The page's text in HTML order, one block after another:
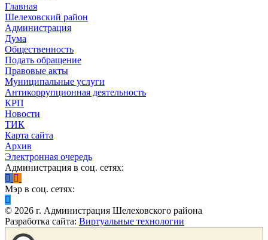
Главная
Шелеховский район
Администрация
Дума
Общественность
Подать обращение
Правовые акты
Муниципальные услуги
Антикоррупционная деятельность
КРП
Новости
ТИК
Карта сайта
Архив
Электронная очередь
Администрация в соц. сетях:
Мэр в соц. сетях:
© 2026 г. Администрация Шелеховского района
Разработка сайта: Виртуальные технологии